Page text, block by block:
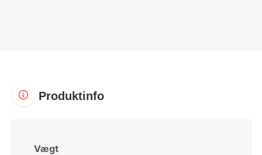
Produktinfo
Vægt